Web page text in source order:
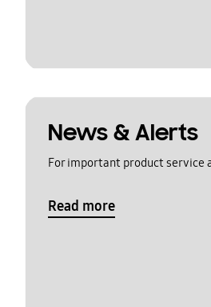
News & Alerts
For important product service
Read more